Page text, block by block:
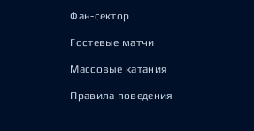
Фан-сектор
Гостевые матчи
Массовые катания
Правила поведения